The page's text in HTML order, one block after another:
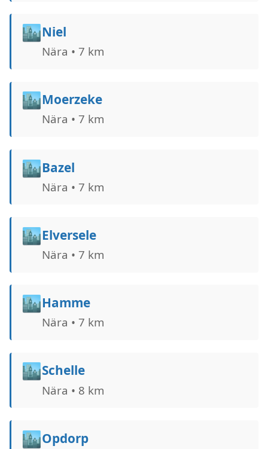
🏙️Niel
Nära • 7 km
🏙️Moerzeke
Nära • 7 km
🏙️Bazel
Nära • 7 km
🏙️Elversele
Nära • 7 km
🏙️Hamme
Nära • 7 km
🏙️Schelle
Nära • 8 km
🏙️Opdorp